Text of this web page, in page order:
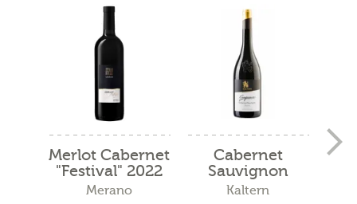
Merlot Cabernet
"Festival" 2022
Merano
Cabernet
Sauvignon
Riserva...
Kaltern